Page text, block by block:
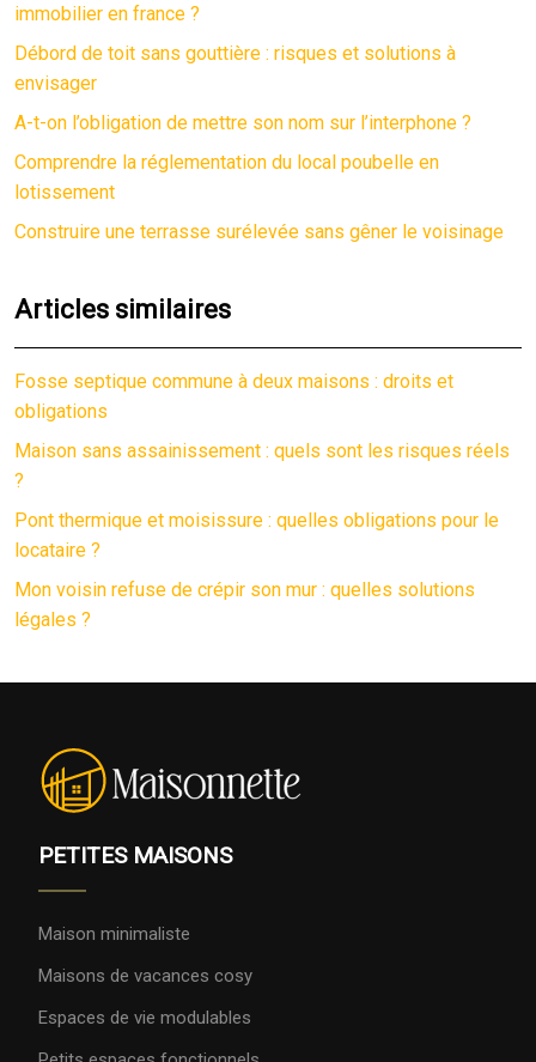
immobilier en france ?
Débord de toit sans gouttière : risques et solutions à
envisager
A-t-on l’obligation de mettre son nom sur l’interphone ?
Comprendre la réglementation du local poubelle en
lotissement
Construire une terrasse surélevée sans gêner le voisinage
Articles similaires
Fosse septique commune à deux maisons : droits et
obligations
Maison sans assainissement : quels sont les risques réels
?
Pont thermique et moisissure : quelles obligations pour le
locataire ?
Mon voisin refuse de crépir son mur : quelles solutions
légales ?
PETITES MAISONS
Maison minimaliste
Maisons de vacances cosy
Espaces de vie modulables